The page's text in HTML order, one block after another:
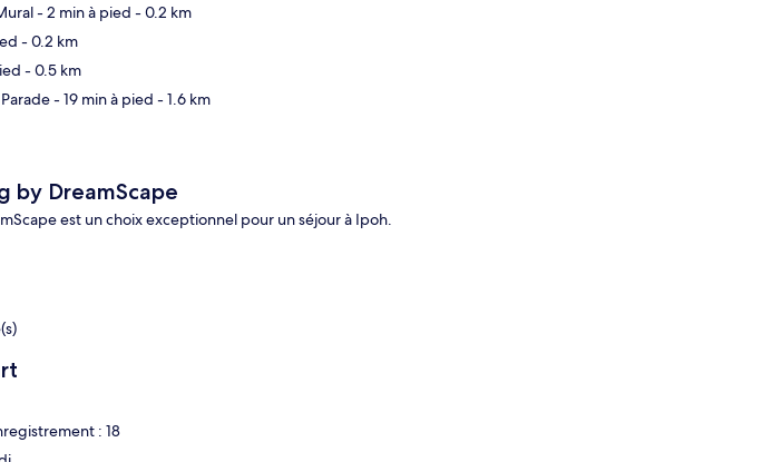
- 2 min à pied - 0.2 km
- 0.2 km
- 0.5 km
- 19 min à pied - 1.6 km
by DreamScape
est un choix exceptionnel pour un séjour à Ipoh.
: 18